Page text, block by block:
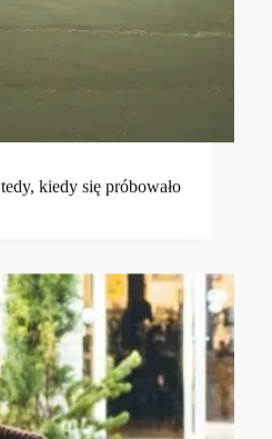
kiedy się próbowało